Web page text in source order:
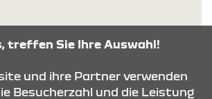
GmbH befindet sich in
treffen Sie Ihre Auswahl!
und ihre Partner verwenden
Besucherzahl und die Leistung